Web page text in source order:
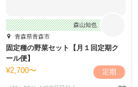
固定種の野菜セット【月１回定期ク
ール便】
2,700〜 定期
森山知也
青森県青森市